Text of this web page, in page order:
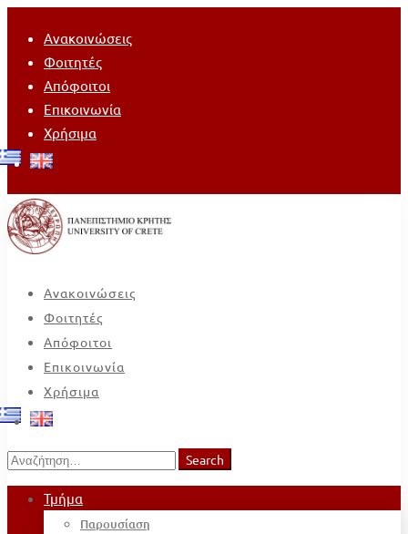
Ανακοινώσεις
Φοιτητές
Απόφοιτοι
Επικοινωνία
Χρήσιμα
Ανακοινώσεις
Φοιτητές
Απόφοιτοι
Επικοινωνία
Χρήσιμα
Search
for:
Search
Τμήμα
Παρουσίαση